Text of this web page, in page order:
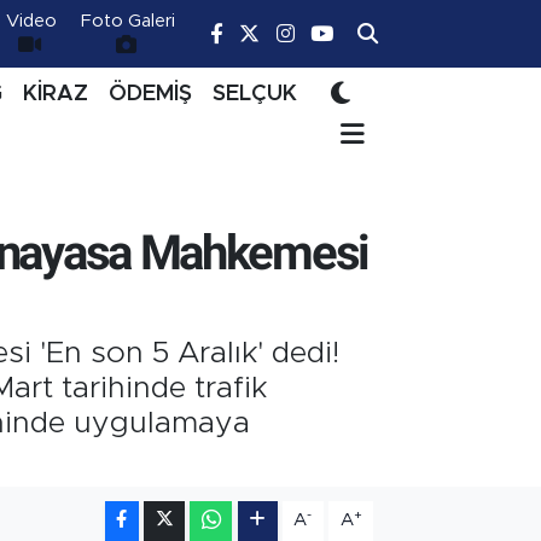
Video Foto Galeri
KİRAZ ÖDEMİŞ SELÇUK
Mahkemesi
'En son 5 Aralık' dedi!
tarihinde trafik
uygulamaya
A- A+